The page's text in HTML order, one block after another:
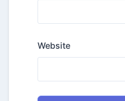
Website